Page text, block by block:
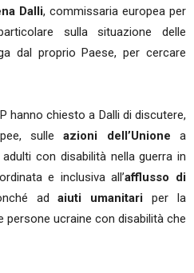
Dalli, commissaria europea per
sulla situazione delle
dal proprio Paese, per cercare
hanno chiesto a Dalli di discutere,
sulleazioni dell’Unione a
con disabilità nella guerra in
e inclusiva all’afflusso di
adaiuti umanitari per la
persone ucraine con disabilità che